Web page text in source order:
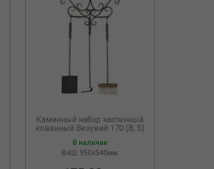
Каминный набор настенный
кованный Везувий 170 (B, S)
В наличии
ВхШ: 950х540мм